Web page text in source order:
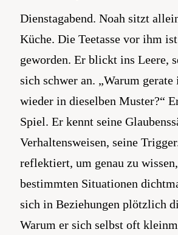
Dienstagabend. Noah sitzt
Küche. Die Teetasse vor ihm
geworden. Er blickt ins Leere,
sich schwer an. „Warum
wieder in dieselben Muster?“
Spiel. Er kennt seine
Verhaltensweisen, seine
reflektiert, um genau zu
bestimmten Situationen
sich in Beziehungen plötzlich
Warum er sich selbst oft